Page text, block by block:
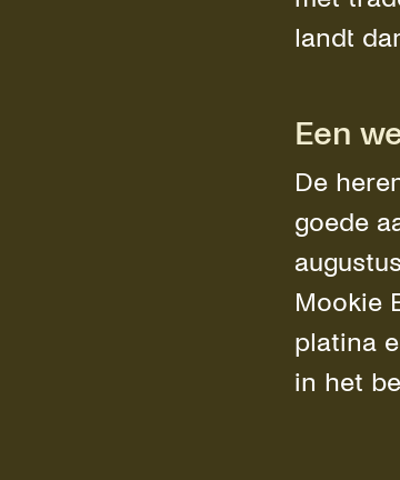
landt
Een
De
goede
Mookie
platina
in het